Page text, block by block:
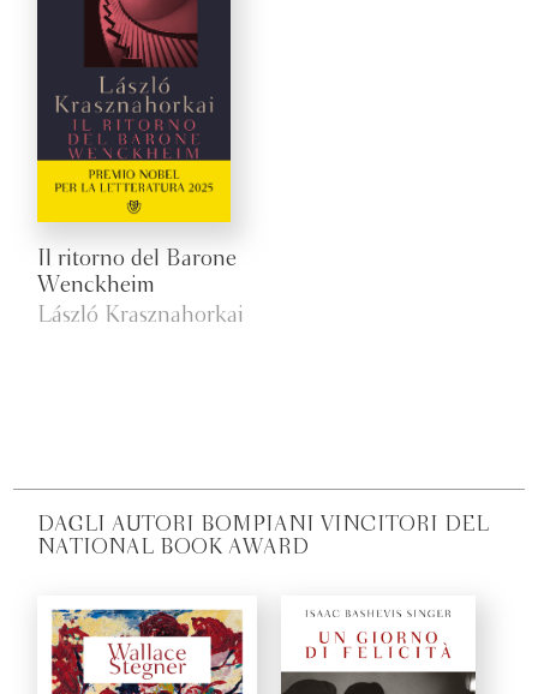
Il ritorno del Barone
Wenckheim
László Krasznahorkai
DAGLI AUTORI BOMPIANI VINCITORI DEL
NATIONAL BOOK AWARD